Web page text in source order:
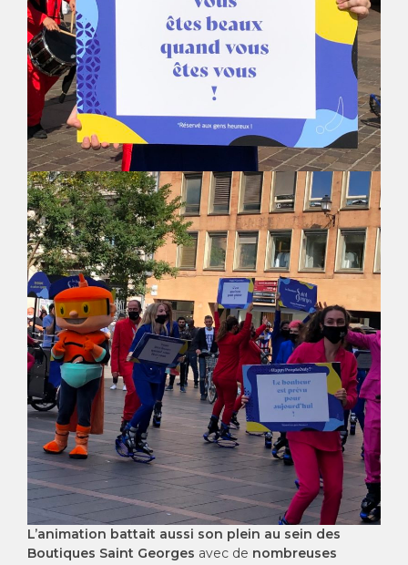
L’animation battait aussi son plein au sein des
Boutiques Saint Georges avec de nombreuses